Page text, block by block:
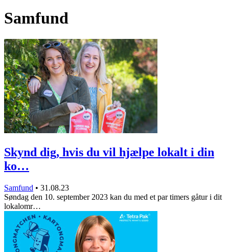
Samfund
Skynd dig, hvis du vil hjælpe lokalt i din
ko…
Samfund • 31.08.23
Søndag den 10. september 2023 kan du med et par timers gåtur i dit
lokalomr…